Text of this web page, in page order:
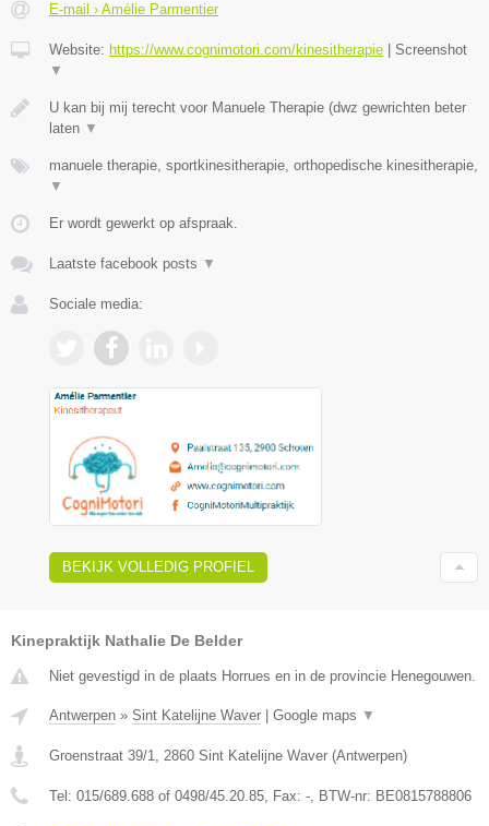
E-mail › Amélie Parmentier
Website: https://www.cognimotori.com/kinesitherapie
Screenshot
▼
U kan bij mij terecht voor Manuele Therapie (dwz gewrichten beter
laten ▼
manuele therapie, sportkinesitherapie, orthopedische kinesitherapie,
▼
Er wordt gewerkt op afspraak.
Laatste facebook posts ▼
Sociale media:
BEKIJK VOLLEDIG PROFIEL
Kinepraktijk Nathalie De Belder
Niet gevestigd in de plaats Horrues en in de provincie Henegouwen.
Antwerpen » Sint Katelijne Waver | Google maps ▼
Groenstraat 39/1 2860 Sint Katelijne Waver (Antwerpen)
Tel: 015/689.688 of 0498/45.20.85 , Fax: - , BTW-nr: BE0815788806